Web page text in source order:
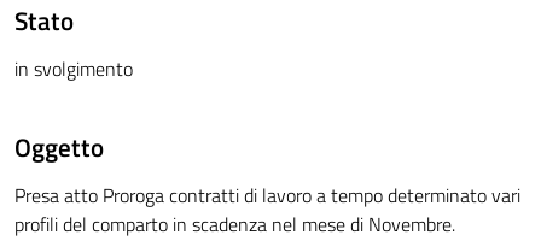
Stato
in svolgimento
Oggetto
Presa atto Proroga contratti di lavoro a tempo determinato vari
profili del comparto in scadenza nel mese di Novembre.